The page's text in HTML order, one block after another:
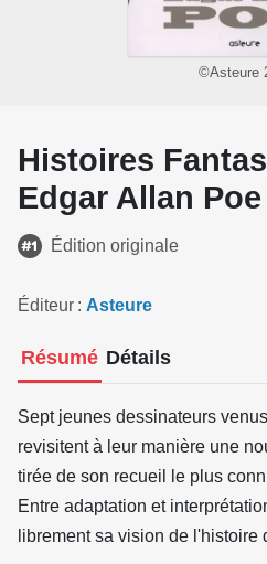
©Asteure
Histoires
Edgar Allan Poe
Édition originale
Éditeur Asteure
Résumé Détails
Sept jeunes dessinateurs
revisitent à leur manière une
tirée de son recueil le plus
Entre adaptation et
librement sa vision de l'histoire